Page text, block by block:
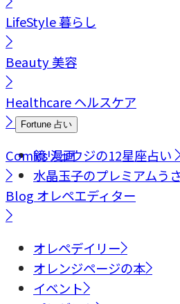
LifeStyle暮らし
Beauty美容
Healthcareヘルスケア
Fortune 占い
鏡リュウジの12星座占い
水晶玉子のプレミアムう
Comics漫画
Blog オレペエディター
オレペデイリー
オレンジページの本
イベント